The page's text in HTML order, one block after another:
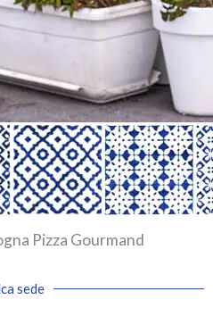
Pizza Gourmand
sede